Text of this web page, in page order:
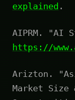
explained .
AIPRM. "AI
https://
Arizton.
Market Size